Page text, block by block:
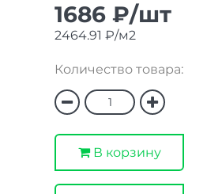
1686 ₽/шт
2464.91 ₽/м2
Количество товара:
В корзину